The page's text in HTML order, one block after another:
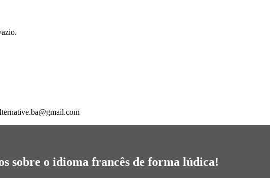
sobre o idioma francês de forma lúdica!